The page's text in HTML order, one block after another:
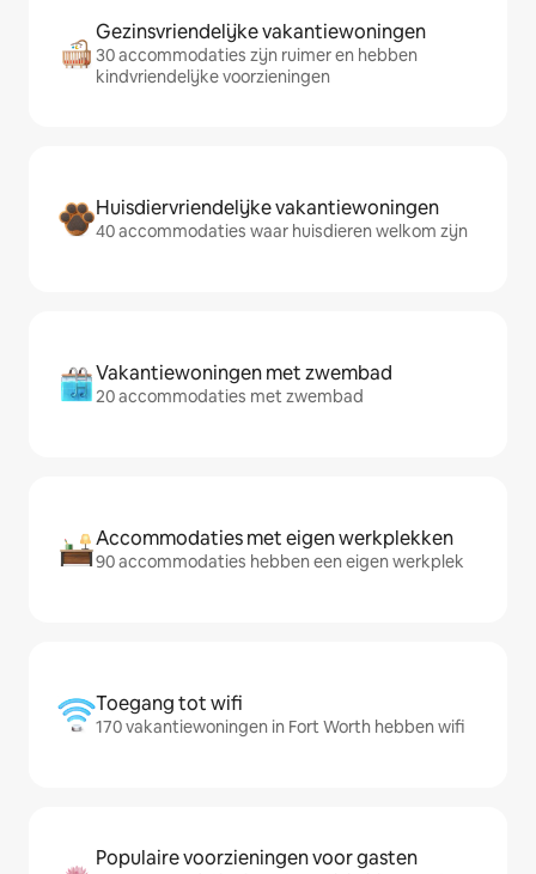
Gezinsvriendelijke vakantiewoningen
30 accommodaties zijn ruimer en hebben
kindvriendelijke voorzieningen
Huisdiervriendelijke vakantiewoningen
40 accommodaties waar huisdieren welkom zijn
Vakantiewoningen met zwembad
20 accommodaties met zwembad
Accommodaties met eigen werkplekken
90 accommodaties hebben een eigen werkplek
Toegang tot wifi
170 vakantiewoningen in Fort Worth hebben wifi
Populaire voorzieningen voor gasten